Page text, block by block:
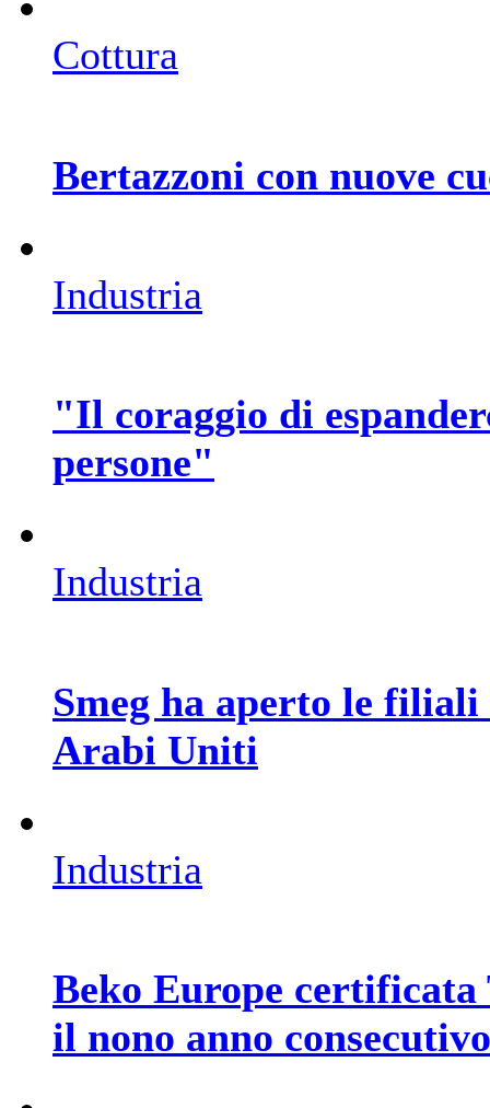
Cottura
Bertazzoni con nuove
Industria
"Il coraggio di
persone"
Industria
Smeg ha aperto le
Arabi Uniti
Industria
Beko Europe certificata
il nono anno consecutivo